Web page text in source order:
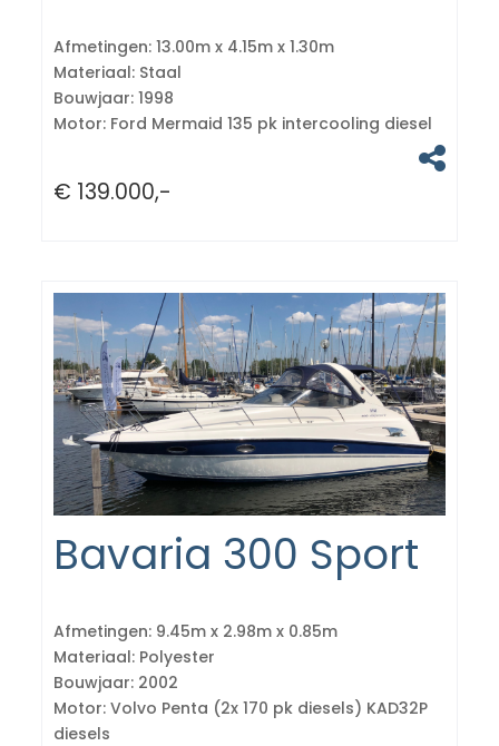
Afmetingen: 13.00m x 4.15m x 1.30m
Materiaal: Staal
Bouwjaar: 1998
Motor: Ford Mermaid 135 pk intercooling diesel
€ 139.000,-
Bavaria 300 Sport
Afmetingen: 9.45m x 2.98m x 0.85m
Materiaal: Polyester
Bouwjaar: 2002
Motor: Volvo Penta (2x 170 pk diesels) KAD32P
diesels